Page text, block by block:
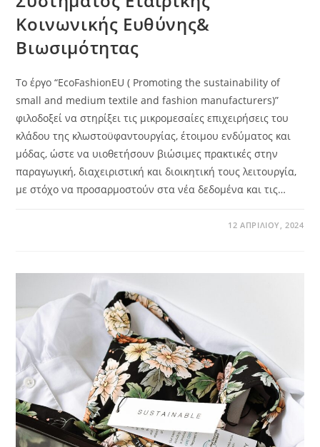
Κοινωνικής Ευθύνης&
Βιωσιμότητας
Το έργο “EcoFashionEU ( Promoting the sustainability of
small and medium textile and fashion manufacturers)”
φιλοδοξεί να στηρίξει τις μικρομεσαίες επιχειρήσεις του
κλάδου της κλωστοϋφαντουργίας, έτοιμου ενδύματος και
μόδας, ώστε να υιοθετήσουν βιώσιμες πρακτικές στην
παραγωγική, διαχειριστική και διοικητική τους λειτουργία,
με στόχο να προσαρμοστούν στα νέα δεδομένα και τις…
12 ΑΠΡΙΛΊΟΥ, 2024